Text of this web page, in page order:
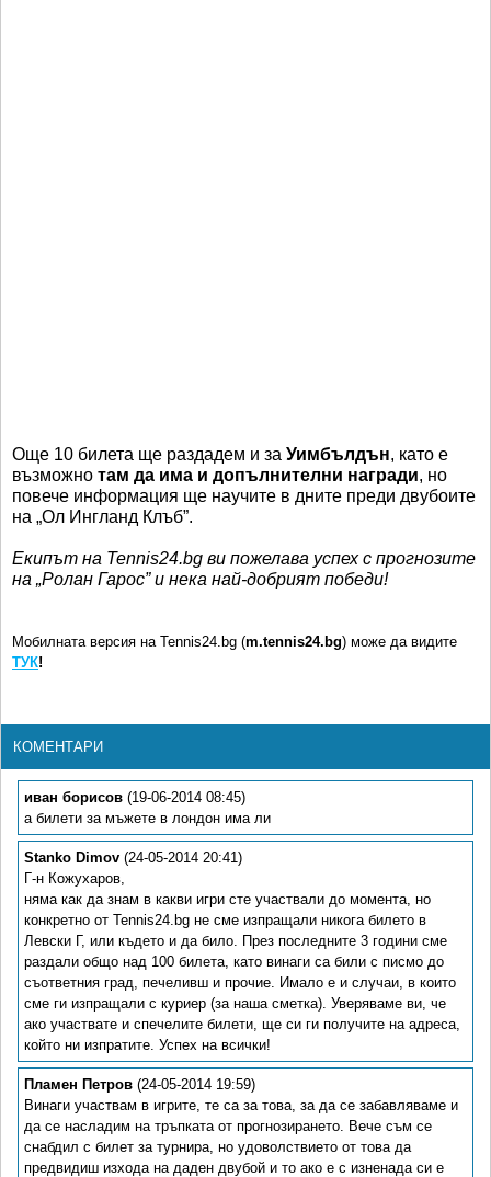
Още 10 билета ще раздадем и за Уимбълдън, като е
възможно там да има и допълнителни награди, но
повече информация ще научите в дните преди двубоите
на „Ол Ингланд Клъб”.
Екипът на Tennis24.bg ви пожелава успех с прогнозите
на „Ролан Гарос” и нека най-добрият победи!
Мобилната версия на Tennis24.bg (m.tennis24.bg) може да видите
ТУК!
КОМЕНТАРИ
иван борисов (19-06-2014 08:45)
a билети за мъжете в лондон има ли
Stanko Dimov (24-05-2014 20:41)
Г-н Кожухаров,
няма как да знам в какви игри сте участвали до момента, но
конкретно от Tennis24.bg не сме изпращали никога билето в
Левски Г, или където и да било. През последните 3 години сме
раздали общо над 100 билета, като винаги са били с писмо до
съответния град, печеливш и прочие. Имало е и случаи, в които
сме ги изпращали с куриер (за наша сметка). Уверяваме ви, че
ако участвате и спечелите билети, ще си ги получите на адреса,
който ни изпратите. Успех на всички!
Пламен Петров (24-05-2014 19:59)
Винаги участвам в игрите, те са за това, за да се забавляваме и
да се насладим на тръпката от прогнозирането. Вече съм се
снабдил с билет за турнира, но удоволствието от това да
предвидиш изхода на даден двубой и то ако е с изненада си е